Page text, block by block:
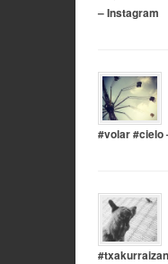
– Instagram
#volar #cielo